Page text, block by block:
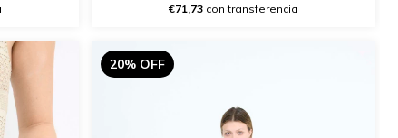
€71,73 con transferencia
20% OFF